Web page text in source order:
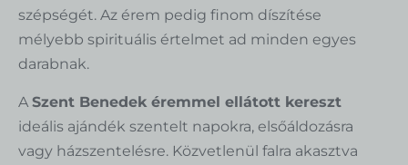
szépségét. Az érem pedig finom díszítése
mélyebb spirituális értelmet ad minden egyes
darabnak.
A Szent Benedek éremmel ellátott kereszt
ideális ajándék szentelt napokra, elsőáldozásra
vagy házszentelésre. Közvetlenül falra akasztva